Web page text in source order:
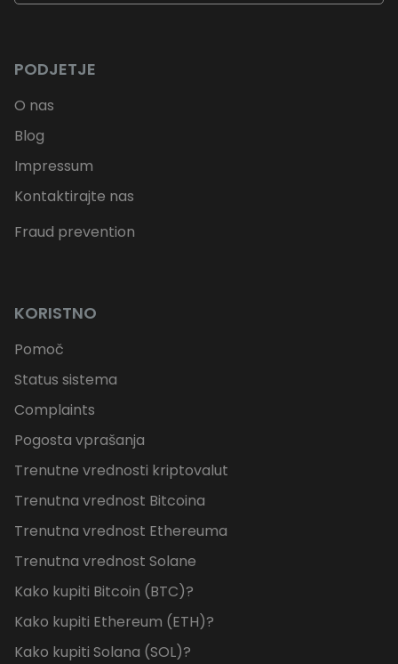
PODJETJE
O nas
Blog
Impressum
Kontaktirajte nas
Fraud prevention
KORISTNO
Pomoč
Status sistema
Complaints
Pogosta vprašanja
Trenutne vrednosti kriptovalut
Trenutna vrednost Bitcoina
Trenutna vrednost Ethereuma
Trenutna vrednost Solane
Kako kupiti Bitcoin (BTC)?
Kako kupiti Ethereum (ETH)?
Kako kupiti Solana (SOL)?